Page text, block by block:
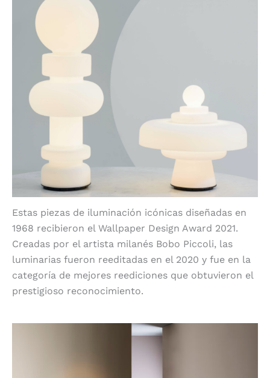
Estas piezas de iluminación icónicas diseñadas en
1968 recibieron el Wallpaper Design Award 2021.
Creadas por el artista milanés Bobo Piccoli, las
luminarias fueron reeditadas en el 2020 y fue en la
categoría de mejores reediciones que obtuvieron el
prestigioso reconocimiento.